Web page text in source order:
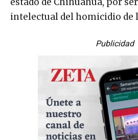
estado de Chihuahua, por
intelectual del homicidio de
Publicidad